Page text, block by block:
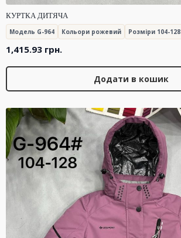
КУРТКА ДИТЯЧА
Модель G-964 Кольори рожевий Розміри 104-128
1,415.93 грн.
Додати в кошик